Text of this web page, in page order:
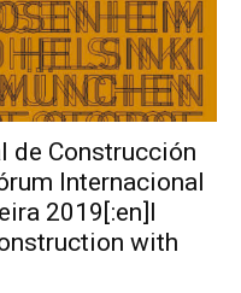
de Construcción
Internacional
2019[:en]I
with